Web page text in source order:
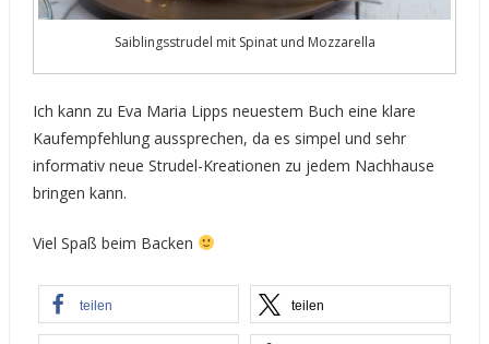
Saiblingsstrudel mit Spinat und Mozzarella
Ich kann zu Eva Maria Lipps neuestem Buch eine klare
Kaufempfehlung aussprechen, da es simpel und sehr
informativ neue Strudel-Kreationen zu jedem Nachhause
bringen kann.
Viel Spaß beim Backen
teilen teilen